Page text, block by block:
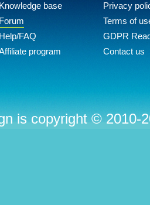
Knowledge base
Forum
Help/FAQ
program
Privacy
Terms of
GDPR
Contact us
is copyright © 2010-